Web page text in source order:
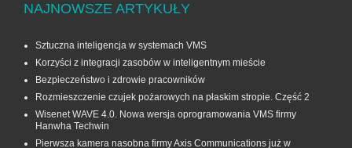
NAJNOWSZE ARTYKUŁY
Sztuczna inteligencja w systemach VMS
Korzyści z integracji zasobów w inteligentnym mieście
Bezpieczeństwo i zdrowie pracowników
Rozmieszczenie czujek pożarowych na płaskim stropie. Część 2
Wisenet WAVE 4.0. Nowa wersja oprogramowania VMS firmy
Hanwha Techwin
Pierwsza kamera nasobna firmy Axis Communications już w